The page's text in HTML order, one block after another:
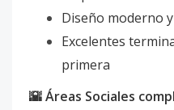
Diseño moderno
Excelentes
primera
🌇 Áreas Sociales